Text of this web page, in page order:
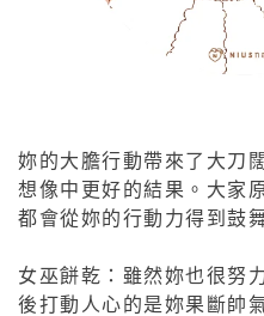
妳的大膽行動帶來了大刀
想像中更好的結果。大家
都會從妳的行動力得到鼓
女巫餅乾：雖然妳也很努
後打動人心的是妳果斷帥